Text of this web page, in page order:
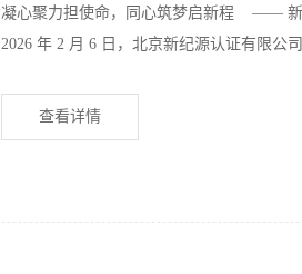
凝心聚力担使命，同心筑梦启新程 —— 新
2026 年 2 月 6 日，北京新纪源认证有限公
查看详情